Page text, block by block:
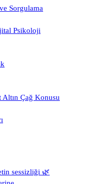
Sorgulama
Psikoloji
Çağ Konusu
sessizliği 🌿